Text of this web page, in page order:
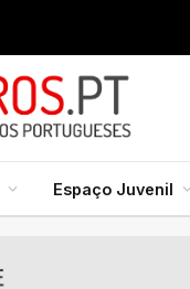
Espaço Juvenil